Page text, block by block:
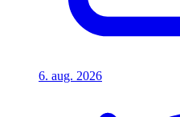
6. aug. 2026